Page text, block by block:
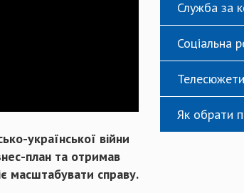
української війни
план та отримав
масштабувати справу.
Служба за
Соціальна
Як обрати